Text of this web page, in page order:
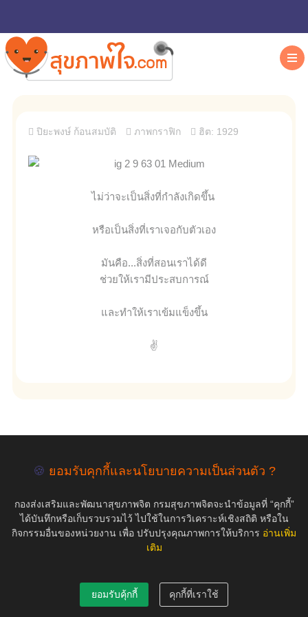
ปิยะพงษ์ ก้อนสมบัติ ภาพกราฟิก ฮิต: 1929
ไม่ว่าจะเป็นสิ่งที่กำลังเกิดขึ้น
หรือเป็นสิ่งที่เราเจอกับตัวเอง
มันคือ...สิ่งที่สอนเราได้ดี
ช่วยให้เรามีประสบการณ์
และทำให้เราเข้มแข็งขึ้น
✌
COPYRIGHT ©2019 สุขภาพใจ.com สงวนลิขสิทธิ์.
🍪 ยอมรับคุกกี้และนโยบายความเป็นส่วนตัว ?
กองส่งเสริมและพัฒนาสุขภาพจิต กรมสุขภาพจิตจะนำข้อมูลที่ “คุกกี้”
ได้บันทึกหรือเก็บรวบรวมไว้ ไปใช้ในการวิเคราะห์เชิงสถิติ หรือใน
กิจกรรมอื่นของหน่วยงาน เพื่อ ปรับปรุงคุณภาพการให้บริการ อ่านเพิ่ม
เติม
ยอมรับคุ้กกี้ คุกกี้ที่เราใช้